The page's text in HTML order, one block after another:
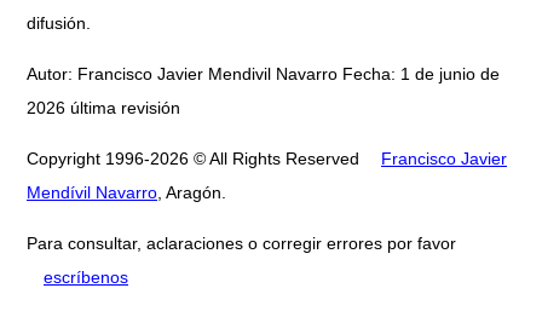
difusión.
Autor: Francisco Javier Mendivil Navarro Fecha: 1 de junio de
2026 última revisión
Copyright 1996-2026 © All Rights Reserved
Francisco Javier
Mendívil Navarro , Aragón.
Para consultar, aclaraciones o corregir errores por favor
escríbenos